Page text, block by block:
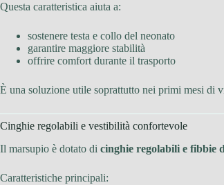
Questa caratteristica aiuta a:
sostenere testa e collo del neonato
garantire maggiore stabilità
offrire comfort durante il trasporto
È una soluzione utile soprattutto nei primi mesi di
Cinghie regolabili e vestibilità confortevole
Il marsupio è dotato di cinghie regolabili e fibbie
Caratteristiche principali: